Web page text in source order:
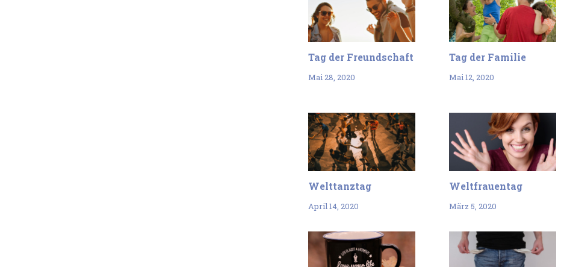
Tag der Freundschaft
Mai 28, 2020
Tag der Familie
Mai 12, 2020
Welttanztag
April 14, 2020
Weltfrauentag
März 5, 2020